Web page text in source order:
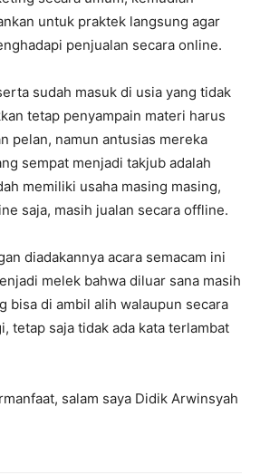
untuk praktek langsung agar
penjualan secara online.
sudah masuk di usia yang tidak
tetap penyampain materi harus
pelan, namun antusias mereka
sempat menjadi takjub adalah
memiliki usaha masing masing,
saja, masih jualan secara offline.
diadakannya acara semacam ini
melek bahwa diluar sana masih
bisa di ambil alih walaupun secara
tetap saja tidak ada kata terlambat
salam saya Didik Arwinsyah